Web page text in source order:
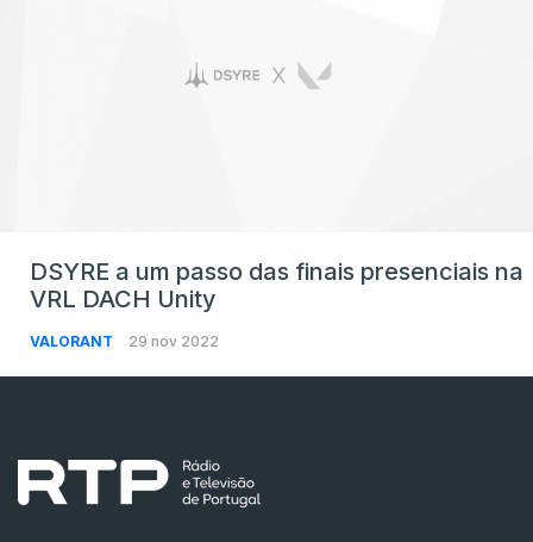
DSYRE a um passo das finais presenciais na
VRL DACH Unity
VALORANT 29 nov 2022